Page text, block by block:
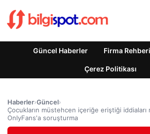
Güncel Haberler Firma Rehberi
Çerez Politikası
Haberler›Güncel›
Çocukların müstehcen içeriğe eriştiği iddiaları
OnlyFans'a soruşturma